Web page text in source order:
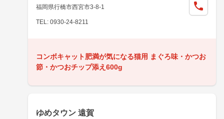
福岡県行橋市西宮市3-8-1
TEL: 0930-24-8211
コンボキャット肥満が気になる猫用 まぐろ味・かつお
節・かつおチップ添え600g
ゆめタウン 遠賀